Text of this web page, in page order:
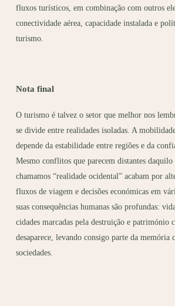
fluxos turísticos, em combinação com outros
conectividade aérea, capacidade instalada e
turismo.
Nota final
O turismo é talvez o setor que melhor nos
se divide entre realidades isoladas. A
depende da estabilidade entre regiões e da
Mesmo conflitos que parecem distantes daquilo
chamamos “realidade ocidental” acabam por
fluxos de viagem e decisões económicas em
suas consequências humanas são profundas:
cidades marcadas pela destruição e património
desaparece, levando consigo parte da memória
sociedades.